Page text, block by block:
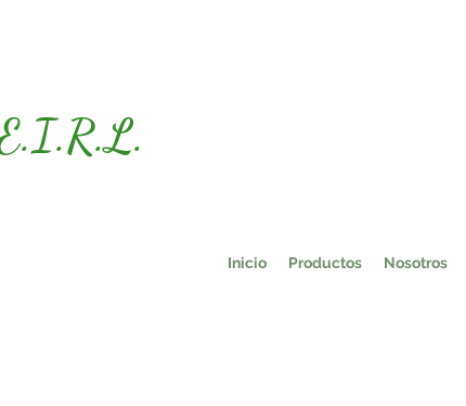
Inicio Productos Nosotros